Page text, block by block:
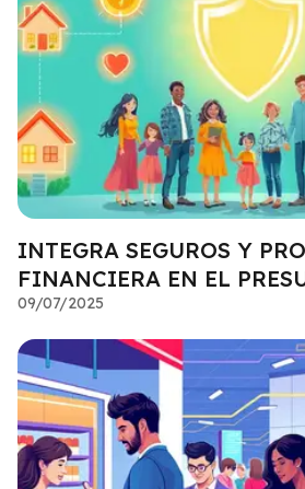
INTEGRA SEGUROS Y
FINANCIERA EN EL
09/07/2025